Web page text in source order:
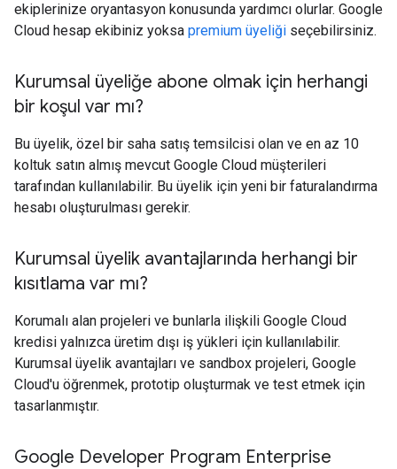
ekiplerinize oryantasyon konusunda yardımcı olurlar. Google
Cloud hesap ekibiniz yoksa premium üyeliği seçebilirsiniz.
Kurumsal üyeliğe abone olmak için herhangi
bir koşul var mı?
Bu üyelik, özel bir saha satış temsilcisi olan ve en az 10
koltuk satın almış mevcut Google Cloud müşterileri
tarafından kullanılabilir. Bu üyelik için yeni bir faturalandırma
hesabı oluşturulması gerekir.
Kurumsal üyelik avantajlarında herhangi bir
kısıtlama var mı?
Korumalı alan projeleri ve bunlarla ilişkili Google Cloud
kredisi yalnızca üretim dışı iş yükleri için kullanılabilir.
Kurumsal üyelik avantajları ve sandbox projeleri, Google
Cloud'u öğrenmek, prototip oluşturmak ve test etmek için
tasarlanmıştır.
Google Developer Program Enterprise